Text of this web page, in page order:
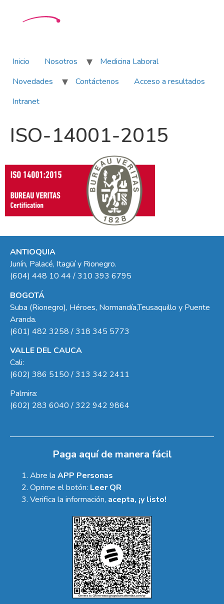
Inicio Nosotros
Medicina Laboral
Novedades
Contáctenos
Acceso a resultados
Intranet
ISO-14001-2015
ANTIOQUIA
Junín, Palacé, Itagüí y Rionegro.
(604) 448 10 44 / 310 393 6795
BOGOTÁ
Suba (Rionegro), Héroes, Normandía,Teusaquillo y Puente
Aranda.
(601) 482 3258 / 318 345 5773
VALLE DEL CAUCA
Cali:
(602) 386 5150 / 313 342 2411
Palmira:
(602) 283 6040 / 322 942 9864
Paga aquí de manera fácil
Abre la APP Personas
Oprime el botón: Leer QR
Verifica la información, acepta, ¡y listo!